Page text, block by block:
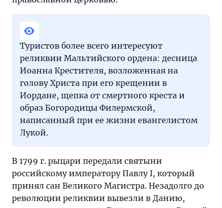
Туристов более всего интересуют
реликвии Мальтийского ордена: десница
Иоанна Крестителя, возложенная на
голову Христа при его крещении в
Иордане, щепка от смертного креста и
образ Богородицы Филермской,
написанный при ее жизни евангелистом
Лукой.
В 1799 г. рыцари передали святыни
российскому императору Павлу I, который
принял сан Великого Магистра. Незадолго до
революции реликвии вывезли в Данию,